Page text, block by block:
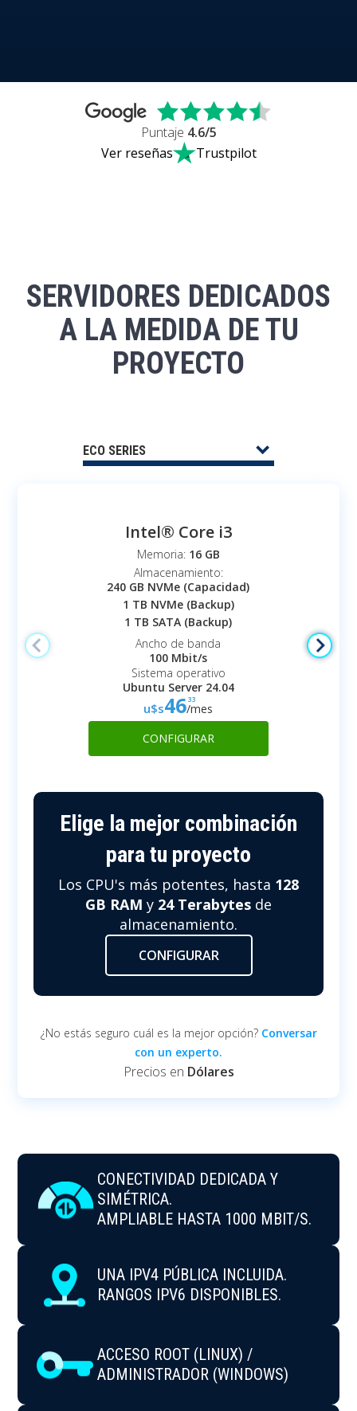
Puntaje 4.6/5
Ver reseñas
Trustpilot
SERVIDORES DEDICADOS
A LA MEDIDA DE TU
PROYECTO
expand_more
ECO SERIES
POWER UP SERIES
OFERTAS
Intel® Core i3
Memoria: 16 GB
Almacenamiento:
240 GB NVMe (Capacidad)
1 TB NVMe (Backup)
1 TB SATA (Backup)
Ancho de banda
100 Mbit/s
Sistema operativo
Ubuntu Server 24.04
u$s4633
/mes
CONFIGURAR
Elige la mejor combinación
para tu proyecto
Los CPU's más potentes, hasta 128
GB RAM y 24 Terabytes de
almacenamiento.
CONFIGURAR
¿No estás seguro cuál es la mejor opción? Conversar
con un experto.
Precios en Dólares
CONECTIVIDAD DEDICADA Y
SIMÉTRICA.
AMPLIABLE HASTA 1000 MBIT/S.
UNA IPV4 PÚBLICA INCLUIDA.
RANGOS IPV6 DISPONIBLES.
ACCESO ROOT (LINUX) /
ADMINISTRADOR (WINDOWS)